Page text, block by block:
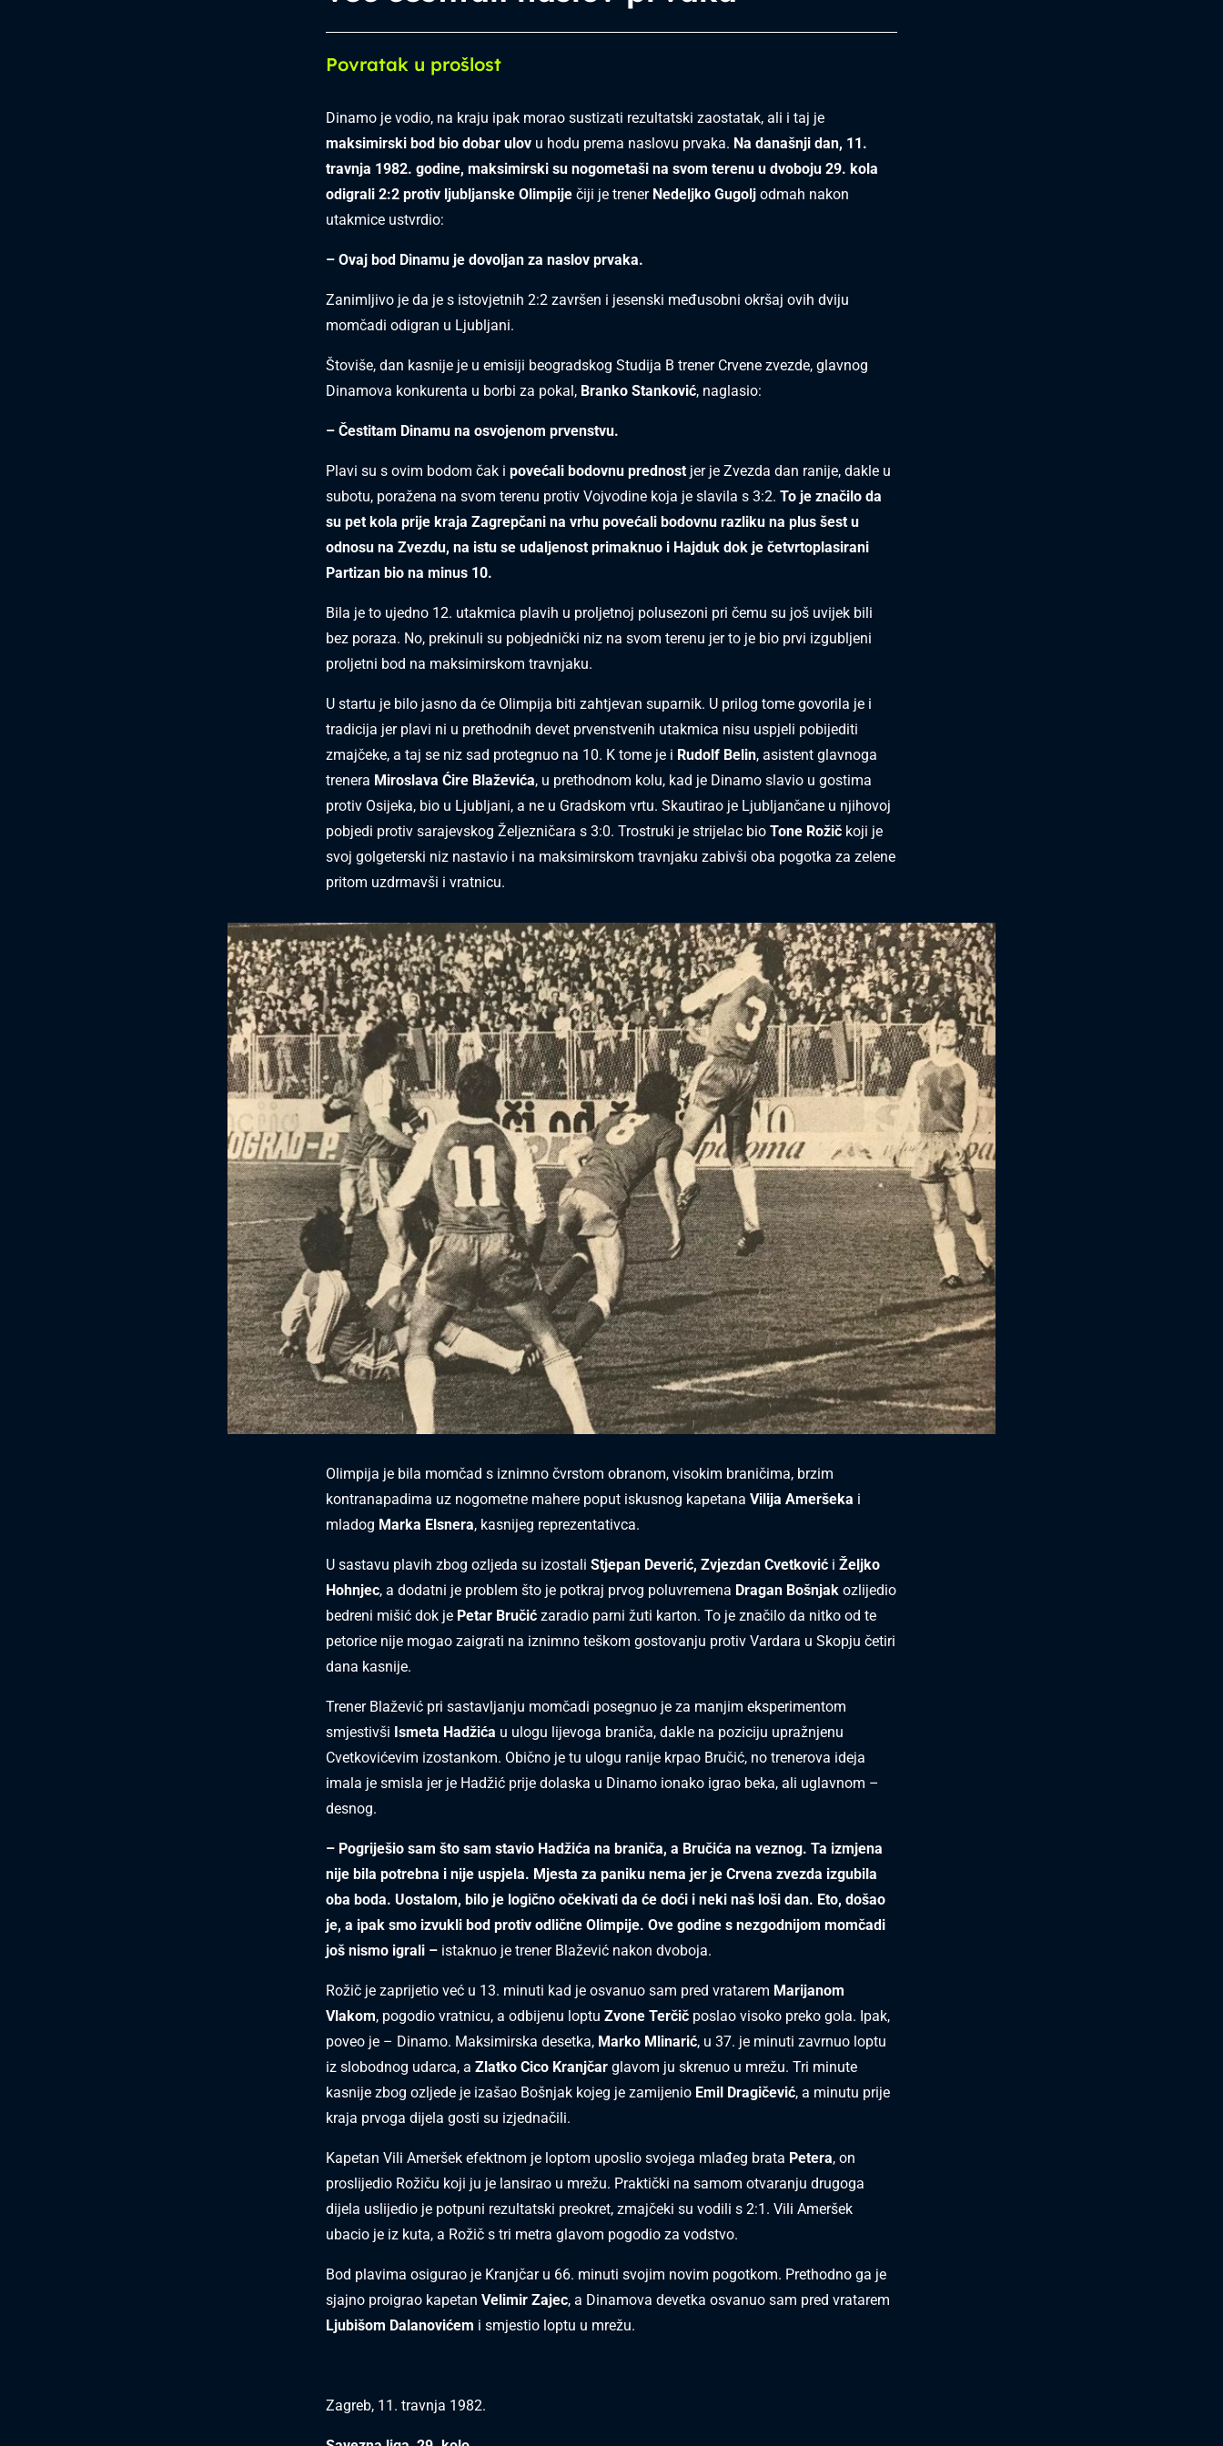
Povratak u prošlost
Dinamo je vodio, na kraju ipak morao sustizati rezultatski zaostatak, ali i taj je
maksimirski bod bio dobar ulov u hodu prema naslovu prvaka. Na današnji dan, 11.
travnja 1982. godine, maksimirski su nogometaši na svom terenu u dvoboju 29. kola
odigrali 2:2 protiv ljubljanske Olimpije čiji je trener Nedeljko Gugolj odmah nakon
utakmice ustvrdio:
– Ovaj bod Dinamu je dovoljan za naslov prvaka.
Zanimljivo je da je s istovjetnih 2:2 završen i jesenski međusobni okršaj ovih dviju
momčadi odigran u Ljubljani.
Štoviše, dan kasnije je u emisiji beogradskog Studija B trener Crvene zvezde, glavnog
Dinamova konkurenta u borbi za pokal, Branko Stanković, naglasio:
– Čestitam Dinamu na osvojenom prvenstvu.
Plavi su s ovim bodom čak i povećali bodovnu prednost jer je Zvezda dan ranije, dakle u
subotu, poražena na svom terenu protiv Vojvodine koja je slavila s 3:2. To je značilo da
su pet kola prije kraja Zagrepčani na vrhu povećali bodovnu razliku na plus šest u
odnosu na Zvezdu, na istu se udaljenost primaknuo i Hajduk dok je četvrtoplasirani
Partizan bio na minus 10.
Bila je to ujedno 12. utakmica plavih u proljetnoj polusezoni pri čemu su još uvijek bili
bez poraza. No, prekinuli su pobjednički niz na svom terenu jer to je bio prvi izgubljeni
proljetni bod na maksimirskom travnjaku.
U startu je bilo jasno da će Olimpija biti zahtjevan suparnik. U prilog tome govorila je i
tradicija jer plavi ni u prethodnih devet prvenstvenih utakmica nisu uspjeli pobijediti
zmajčeke, a taj se niz sad protegnuo na 10. K tome je i Rudolf Belin, asistent glavnoga
trenera Miroslava Ćire Blaževića, u prethodnom kolu, kad je Dinamo slavio u gostima
protiv Osijeka, bio u Ljubljani, a ne u Gradskom vrtu. Skautirao je Ljubljančane u njihovoj
pobjedi protiv sarajevskog Željezničara s 3:0. Trostruki je strijelac bio Tone Rožič koji je
svoj golgeterski niz nastavio i na maksimirskom travnjaku zabivši oba pogotka za zelene
pritom uzdrmavši i vratnicu.
Olimpija je bila momčad s iznimno čvrstom obranom, visokim braničima, brzim
kontranapadima uz nogometne mahere poput iskusnog kapetana Vilija Ameršeka i
mladog Marka Elsnera, kasnijeg reprezentativca.
U sastavu plavih zbog ozljeda su izostali Stjepan Deverić, Zvjezdan Cvetković i Željko
Hohnjec, a dodatni je problem što je potkraj prvog poluvremena Dragan Bošnjak ozlijedio
bedreni mišić dok je Petar Bručić zaradio parni žuti karton. To je značilo da nitko od te
petorice nije mogao zaigrati na iznimno teškom gostovanju protiv Vardara u Skopju četiri
dana kasnije.
Trener Blažević pri sastavljanju momčadi posegnuo je za manjim eksperimentom
smjestivši Ismeta Hadžića u ulogu lijevoga braniča, dakle na poziciju upražnjenu
Cvetkovićevim izostankom. Obično je tu ulogu ranije krpao Bručić, no trenerova ideja
imala je smisla jer je Hadžić prije dolaska u Dinamo ionako igrao beka, ali uglavnom –
desnog.
– Pogriješio sam što sam stavio Hadžića na braniča, a Bručića na veznog. Ta izmjena
nije bila potrebna i nije uspjela. Mjesta za paniku nema jer je Crvena zvezda izgubila
oba boda. Uostalom, bilo je logično očekivati da će doći i neki naš loši dan. Eto, došao
je, a ipak smo izvukli bod protiv odlične Olimpije. Ove godine s nezgodnijom momčadi
još nismo igrali – istaknuo je trener Blažević nakon dvoboja.
Rožič je zaprijetio već u 13. minuti kad je osvanuo sam pred vratarem Marijanom
Vlakom, pogodio vratnicu, a odbijenu loptu Zvone Terčič poslao visoko preko gola. Ipak,
poveo je – Dinamo. Maksimirska desetka, Marko Mlinarić, u 37. je minuti zavrnuo loptu
iz slobodnog udarca, a Zlatko Cico Kranjčar glavom ju skrenuo u mrežu. Tri minute
kasnije zbog ozljede je izašao Bošnjak kojeg je zamijenio Emil Dragičević, a minutu prije
kraja prvoga dijela gosti su izjednačili.
Kapetan Vili Ameršek efektnom je loptom uposlio svojega mlađeg brata Petera, on
proslijedio Rožiču koji ju je lansirao u mrežu. Praktički na samom otvaranju drugoga
dijela uslijedio je potpuni rezultatski preokret, zmajčeki su vodili s 2:1. Vili Ameršek
ubacio je iz kuta, a Rožič s tri metra glavom pogodio za vodstvo.
Bod plavima osigurao je Kranjčar u 66. minuti svojim novim pogotkom. Prethodno ga je
sjajno proigrao kapetan Velimir Zajec, a Dinamova devetka osvanuo sam pred vratarem
Ljubišom Dalanovićem i smjestio loptu u mrežu.
Zagreb, 11. travnja 1982.